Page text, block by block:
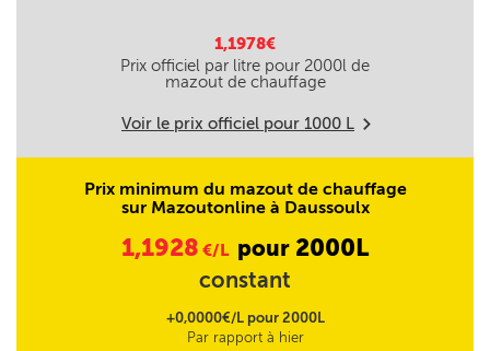
1,1978€
Prix officiel par litre pour 2000l de
mazout de chauffage
Voir le prix officiel pour 1000 L m
Prix minimum du mazout de chauffage
sur Mazoutonline à Daussoulx
1,1928 €/L pour 2000L
constant
+0,0000€/L pour 2000L
Par rapport à hier